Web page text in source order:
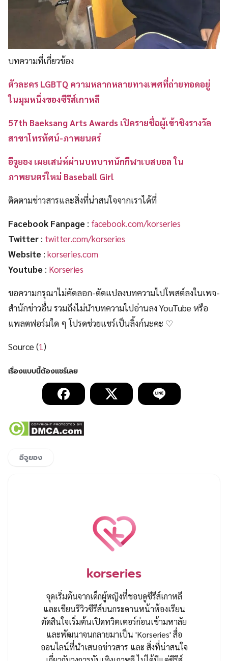
บทความที่เกี่ยวข้อง
ตัวละคร LGBTQ ความหลากหลายทางเพศที่ถ่ายทอดอยู่
ในมุมหนึ่งของซีรีส์เกาหลี
57th Baeksang Arts Awards เปิดรายชื่อผู้เข้าชิงรางวัล
สาขาโทรทัศน์-ภาพยนตร์
อีจูยอง เผยเสน่ห์ผ่านบทบาทนักกีฬาเบสบอล ใน
ภาพยนตร์ใหม่ Baseball Girl
ติดตามข่าวสารและสิ่งที่น่าสนใจจากเราได้ที่
Facebook Fanpage : facebook.com/korseries
Twitter : twitter.com/korseries
Website : korseries.com
Youtube : Korseries
ขอความกรุณาไม่คัดลอก-ดัดแปลงบทความไปโพสต์ลงในเพจ-
สำนักข่าวอื่น รวมถึงไม่นำบทความไปอ่านลง YouTube หรือ
แพลตฟอร์มใด ๆ โปรดช่วยแชร์เป็นลิ้งก์นะคะ ♡
Source (1)
อีจูยอง
korseries
จุดเริ่มต้นจากเด็กผู้หญิงที่ชอบดูซีรีส์เกาหลี
และเขียนรีวิวซีรีส์บนกระดานหน้าห้องเรียน
ตัดสินใจเริ่มต้นเปิดทวิตเตอร์ก่อนเข้ามหาลัย
และพัฒนาจนกลายมาเป็น 'Korseries' สื่อ
ออนไลน์ที่นำเสนอข่าวสาร และ สิ่งที่น่าสนใจ